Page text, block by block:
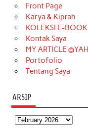
o
k
r
a
m
Front Page
Karya & Kiprah
KOLEKSI E-BOOK
Kontak Saya
MY ARTICLE
Portofolio
Tentang Saya
ARSIP
Arsip